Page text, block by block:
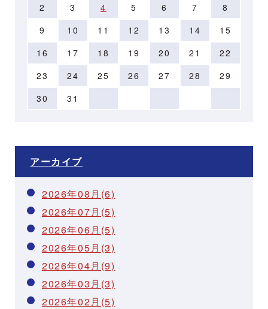
2
3 4 5 6 7
8
9
10 11 12 13 14
15
16
17 18 19 20 21
22
23
24 25 26 27 28
29
30
31
アーカイブ
2026年08月(6)
2026年07月(5)
2026年06月(5)
2026年05月(3)
2026年04月(9)
2026年03月(3)
2026年02月(5)